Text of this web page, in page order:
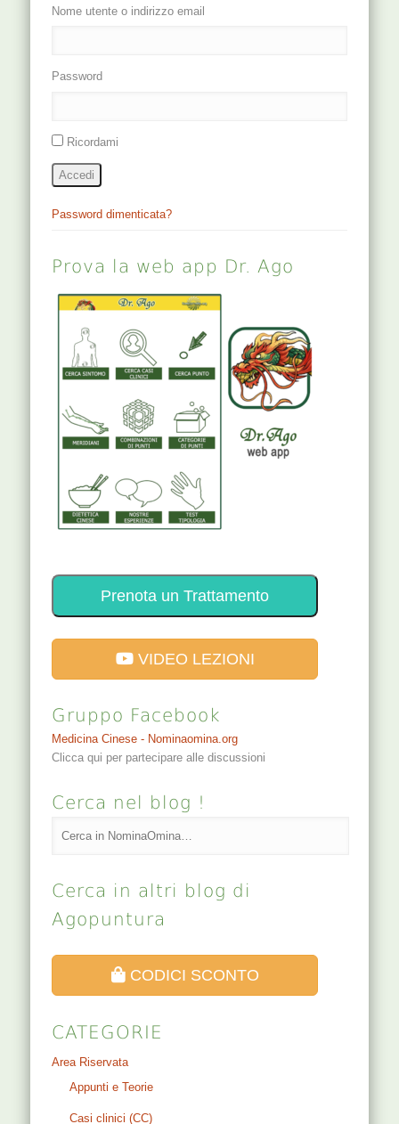
Nome utente o indirizzo email
Password
Ricordami
Accedi
Password dimenticata?
Prova la web app Dr. Ago
Prenota un Trattamento
VIDEO LEZIONI
Gruppo Facebook
Medicina Cinese - Nominaomina.org
Clicca qui per partecipare alle discussioni
Cerca nel blog !
Cerca in altri blog di
Agopuntura
CODICI SCONTO
CATEGORIE
Area Riservata
Appunti e Teorie
Casi clinici (CC)